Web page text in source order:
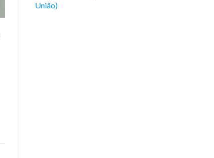
União)